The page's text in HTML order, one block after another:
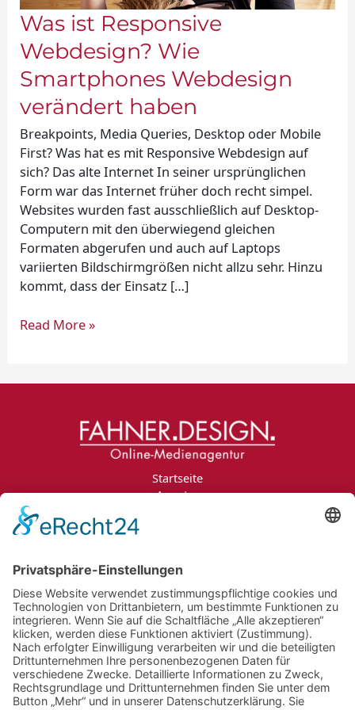
Was ist Responsive
Webdesign? Wie
Smartphones Webdesign
verändert haben
Breakpoints, Media Queries, Desktop oder Mobile
First? Was hat es mit Responsive Webdesign auf
sich? Das alte Internet In seiner ursprünglichen
Form war das Internet früher doch recht simpel.
Websites wurden fast ausschließlich auf Desktop-
Computern mit den überwiegend gleichen
Formaten abgerufen und auch auf Laptops
variierten Bildschirmgrößen nicht allzu sehr. Hinzu
kommt, dass der Einsatz […]
Read More »
Startseite
Agentur
Blog
Kontakt
Impressum
Datenschutzerklärung
Informationspflichten
Newsletter
Jobs
Bildnachweise